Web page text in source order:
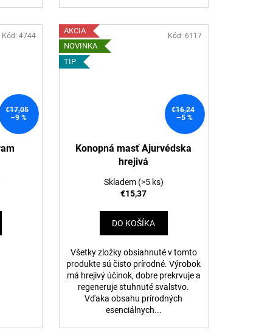
€17,05
–9 %
Kód: 4744
AKCIA
NOVINKA
TIP
€16,24
–5 %
Konopná masť Ajurvédska
hrejivá
Skladem (>5 ks)
€15,37
DO KOŠÍKA
Všetky zložky obsiahnuté v tomto
produkte sú čisto prírodné. Výrobok
má hrejivý účinok, dobre prekrvuje a
regeneruje stuhnuté svalstvo.
Vďaka obsahu prírodných
esenciálnych...
Kód: 6117